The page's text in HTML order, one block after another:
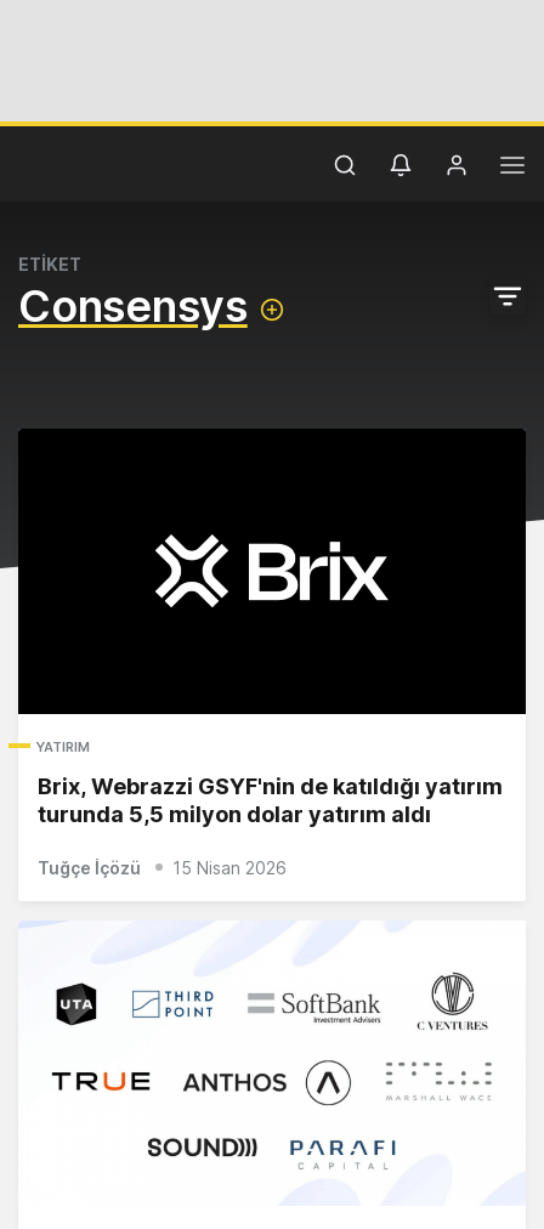
ETİKET
Consensys
YATIRIM
Brix, Webrazzi GSYF'nin de katıldığı yatırım
turunda 5,5 milyon dolar yatırım aldı
Tuğçe İçözü 15 Nisan 2026